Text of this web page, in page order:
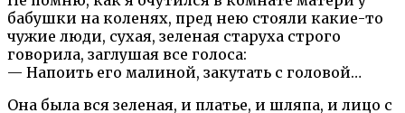
бабушки на коленях, пред нею стояли какие-то
чужие люди, сухая, зеленая старуха строго
говорила, заглушая все голоса:
— Напоить его малиной, закутать с головой…
Она была вся зеленая, и платье, и шляпа, и лицо с